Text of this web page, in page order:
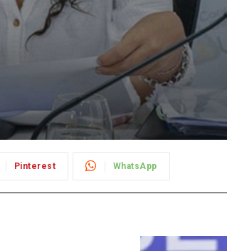
Pinterest WhatsApp